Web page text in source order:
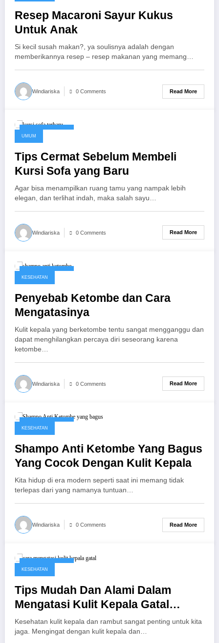
Resep Macaroni Sayur Kukus
Untuk Anak
Si kecil susah makan?, ya soulisnya adalah dengan
memberikannya resep – resep makanan yang memang…
Windiariska 0 Comments Read More
UMUM
Tips Cermat Sebelum Membeli
Kursi Sofa yang Baru
Agar bisa menampilkan ruang tamu yang nampak lebih
elegan, dan terlihat indah, maka salah sayu…
Windiariska 0 Comments Read More
KESEHATAN
Penyebab Ketombe dan Cara
Mengatasinya
Kulit kepala yang berketombe tentu sangat mengganggu dan
dapat menghilangkan percaya diri seseorang karena
ketombe…
Windiariska 0 Comments Read More
October 19, 2017
KESEHATAN
Shampo Anti Ketombe Yang Bagus
Yang Cocok Dengan Kulit Kepala
Kita hidup di era modern seperti saat ini memang tidak
terlepas dari yang namanya tuntuan…
Windiariska 0 Comments Read More
KESEHATAN
Tips Mudah Dan Alami Dalam
Mengatasi Kulit Kepala Gatal
Karena Ketombe
Kesehatan kulit kepala dan rambut sangat penting untuk kita
jaga. Mengingat dengan kulit kepala dan…